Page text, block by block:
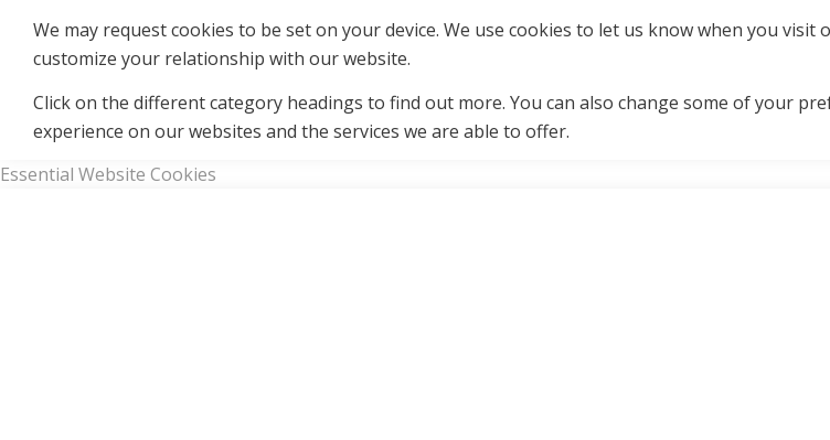
We may request cookies to be set on your device. We use cookies to let us know when you
customize your relationship with our website.
Click on the different category headings to find out more. You can also change some of your
experience on our websites and the services we are able to offer.
Essential Website Cookies